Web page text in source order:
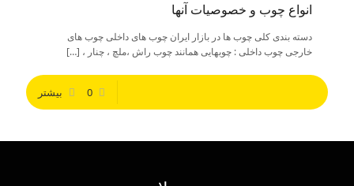
انواع چوب و خصوصیات آنها
دسته بندی کلی چوب ها در بازار ایران چوب های داخلی چوب های
خارجی چوب داخلی : چوبهایی همانند چوب راش ،ملچ ، چنار ، […]
0 بیشتر